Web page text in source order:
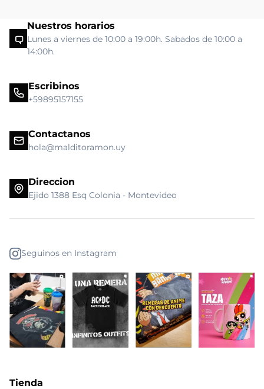
Nuestros horarios
Lunes a viernes de 10:00 a 19:00h. Sabados de 10:00 a
14:00h.
Escribinos
+59895157155
Contactanos
hola@malditoramon.uy
Direccion
Ejido 1388 Esq Colonia - Montevideo
Seguinos en Instagram
Tienda